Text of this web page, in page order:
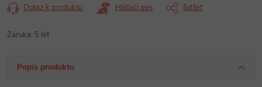
Dotaz k produktu Hlídací pes Sdílet
Záruka: 5 let
Popis produktu